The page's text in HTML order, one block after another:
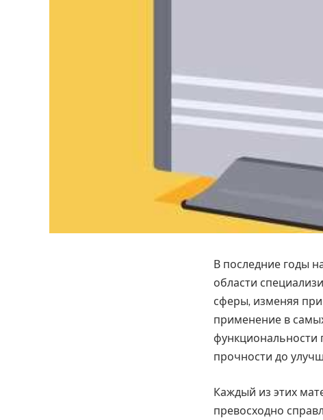
В последние годы
области
сферы, изменяя
применение в
функциональности
прочности до
Каждый из этих
превосходно